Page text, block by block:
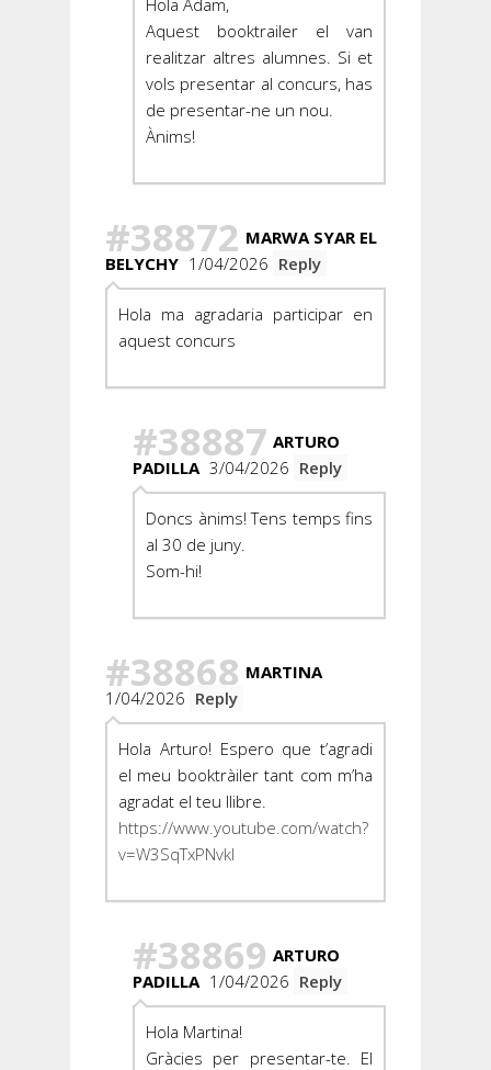
Hola Adam,
Aquest booktrailer el van
realitzar altres alumnes. Si et
vols presentar al concurs, has
de presentar-ne un nou.
Ànims!
#38872 MARWA SYAR EL
BELYCHY 1/04/2026 Reply
Hola ma agradaria participar en
aquest concurs
#38887 ARTURO
PADILLA 3/04/2026 Reply
Doncs ànims! Tens temps fins
al 30 de juny.
Som-hi!
#38868 MARTINA
1/04/2026 Reply
Hola Arturo! Espero que t’agradi
el meu booktràiler tant com m’ha
agradat el teu llibre.
https://www.youtube.com/watch?
v=W3SqTxPNvkI
#38869 ARTURO
PADILLA 1/04/2026 Reply
Hola Martina!
Gràcies per presentar-te. El